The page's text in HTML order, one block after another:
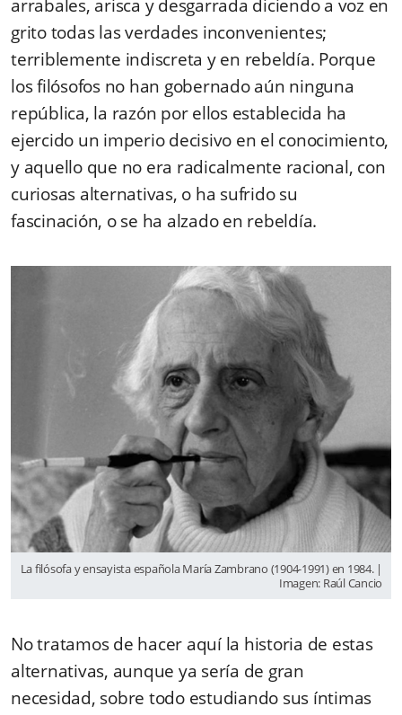
arrabales, arisca y desgarrada diciendo a voz en
grito todas las verdades inconvenientes;
terriblemente indiscreta y en rebeldía. Porque
los filósofos no han gobernado aún ninguna
república, la razón por ellos establecida ha
ejercido un imperio decisivo en el conocimiento,
y aquello que no era radicalmente racional, con
curiosas alternativas, o ha sufrido su
fascinación, o se ha alzado en rebeldía.
La filósofa y ensayista española María Zambrano (1904-1991) en 1984. |
Imagen: Raúl Cancio
No tratamos de hacer aquí la historia de estas
alternativas, aunque ya sería de gran
necesidad, sobre todo estudiando sus íntimas